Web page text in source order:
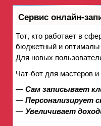
Сервис онлайн-
Тот, кто работает в
бюджетный и
Для новых
Чат-бот для мастеров
—Сам записывает
—Персонализирует
—Увеличивает